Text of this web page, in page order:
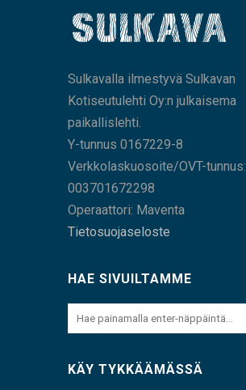
Sulkavalla ilmestyvä Sulkavan
Kotiseutulehti Oy:n julkaisema
paikallislehti.
Y-tunnus 0167229-8
Verkkolaskuosoite/OVT-tunnus:
003701672298
Operaattori: Maventa
Tietosuojaseloste
HAE SIVUILTAMME
KÄY TYKKÄÄMÄSSÄ